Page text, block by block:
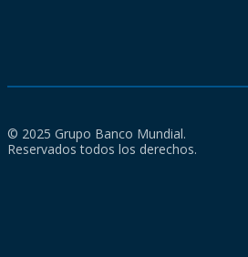
© 2025 Grupo Banco Mundial.
Reservados todos los derechos.